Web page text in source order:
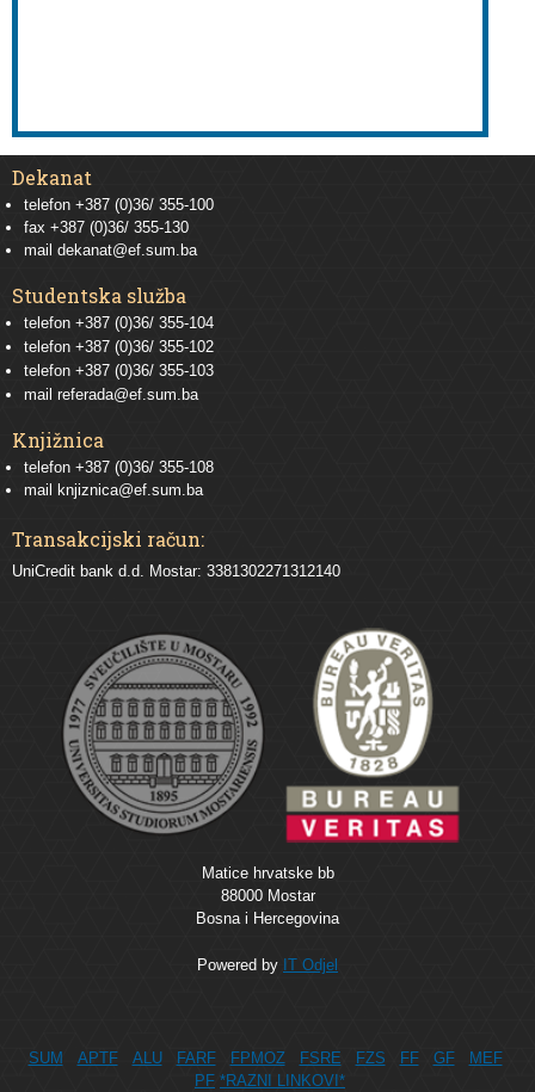
Dekanat
telefon +387 (0)36/ 355-100
fax +387 (0)36/ 355-130
mail dekanat@ef.sum.ba
Studentska služba
telefon +387 (0)36/ 355-104
telefon +387 (0)36/ 355-102
telefon +387 (0)36/ 355-103
mail referada@ef.sum.ba
Knjižnica
telefon +387 (0)36/ 355-108
mail
knjiznica@ef.sum.ba
Transakcijski račun:
UniCredit bank d.d. Mostar: 3381302271312140
Matice hrvatske bb
88000 Mostar
Bosna i Hercegovina
Powered by IT Odjel
SUM APTF ALU FARF FPMOZ FSRE FZS FF GF
MEF
PF *RAZNI LINKOVI*